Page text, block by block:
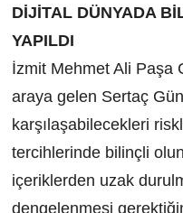
DİJİTAL DÜNYADA
YAPILDI
İzmit Mehmet Ali Paşa
araya gelen Sertaç
karşılaşabilecekleri
tercihlerinde bilinçli
içeriklerden uzak
dengelenmesi